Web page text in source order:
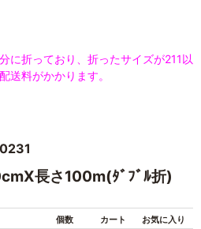
に折っており、折ったサイズが211以
送料がかかります。
長さ100m(ﾀﾞﾌﾞﾙ折)
個数 カート お気に入り